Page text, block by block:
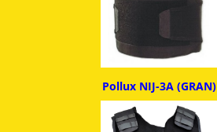
Pollux NIJ-3A (GRAN)